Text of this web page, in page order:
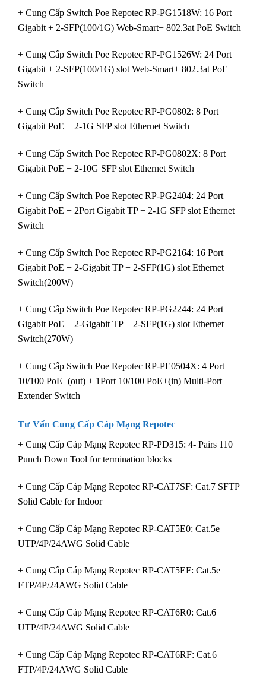
+ Cung Cấp Switch Poe Repotec RP-PG1518W: 16 Port
Gigabit + 2-SFP(100/1G) Web-Smart+ 802.3at PoE Switch
+ Cung Cấp Switch Poe Repotec RP-PG1526W: 24 Port
Gigabit + 2-SFP(100/1G) slot Web-Smart+ 802.3at PoE
Switch
+ Cung Cấp Switch Poe Repotec RP-PG0802: 8 Port
Gigabit PoE + 2-1G SFP slot Ethernet Switch
+ Cung Cấp Switch Poe Repotec RP-PG0802X: 8 Port
Gigabit PoE + 2-10G SFP slot Ethernet Switch
+ Cung Cấp Switch Poe Repotec RP-PG2404: 24 Port
Gigabit PoE + 2Port Gigabit TP + 2-1G SFP slot Ethernet
Switch
+ Cung Cấp Switch Poe Repotec RP-PG2164: 16 Port
Gigabit PoE + 2-Gigabit TP + 2-SFP(1G) slot Ethernet
Switch(200W)
+ Cung Cấp Switch Poe Repotec RP-PG2244: 24 Port
Gigabit PoE + 2-Gigabit TP + 2-SFP(1G) slot Ethernet
Switch(270W)
+ Cung Cấp Switch Poe Repotec RP-PE0504X: 4 Port
10/100 PoE+(out) + 1Port 10/100 PoE+(in) Multi-Port
Extender Switch
Tư Vấn Cung Cấp Cáp Mạng Repotec
+ Cung Cấp Cáp Mạng Repotec RP-PD315: 4- Pairs 110
Punch Down Tool for termination blocks
+ Cung Cấp Cáp Mạng Repotec RP-CAT7SF: Cat.7 SFTP
Solid Cable for Indoor
+ Cung Cấp Cáp Mạng Repotec RP-CAT5E0: Cat.5e
UTP/4P/24AWG Solid Cable
+ Cung Cấp Cáp Mạng Repotec RP-CAT5EF: Cat.5e
FTP/4P/24AWG Solid Cable
+ Cung Cấp Cáp Mạng Repotec RP-CAT6R0: Cat.6
UTP/4P/24AWG Solid Cable
+ Cung Cấp Cáp Mạng Repotec RP-CAT6RF: Cat.6
FTP/4P/24AWG Solid Cable